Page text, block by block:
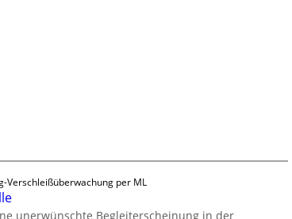
Verschleißüberwachung per ML
unerwünschte Begleiterscheinung in der